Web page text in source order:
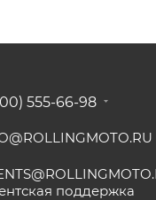
555-66-98
поддержка